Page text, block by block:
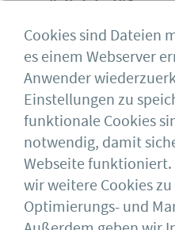
natürlich belüfteten
voller Härte, da mit
Änderungen der M-
Bauweise nicht
kann und damit
sogar ihre
Alle Fakten im
Cookies sind Dateien
es einem Webserver
Anwender
Einstellungen zu
funktionale Cookies
notwendig, damit
Webseite funktioniert.
wir weitere Cookies zu
Optimierungs- und